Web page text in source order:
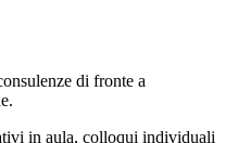
di fronte a
in aula, colloqui individuali